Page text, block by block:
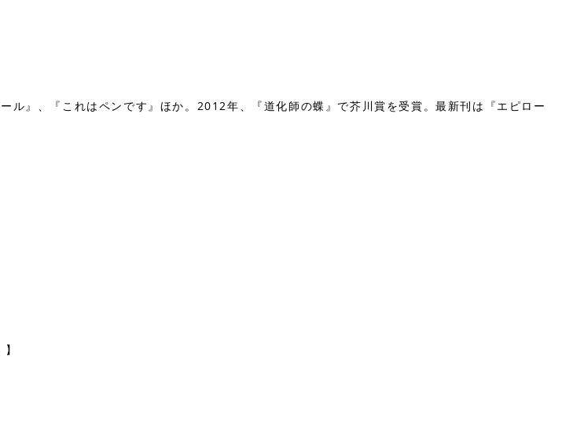
』、『これはペンです』ほか。2012年、『道化師の蝶』で芥川賞を受賞。最新刊は『エピロー